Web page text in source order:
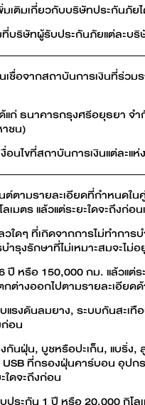
เติมเกี่ยวกับบริษัทประกันภัย
ที่บริษัทผู้รับประกันภัยแต่ละบ
ชื่อจากสถาบันการเงินที่ร่ว
แก่ ธนาคารกรุงศรีอยุธยา จ
ชน)
นไขที่สถาบันการเงินแต่ละแ
ามรายละเอียดที่กำหนดใน
เมตร แล้วแต่ระยะใดจะถึงก่อ
ใดๆ ที่เกิดจากการไม่ทำการ
รุงรักษาที่ไม่เหมาะสมจะไม่
หรือ 150,000 กม. แล้วแต่ร
กต่างออกไปตามรายละเอียด
รงดันลมยาง, ระบบกันสะเ
ก่อน
กันฝุ่น, บูชหรือปะเก็น, แบริ่ง
USB ที่กรองฝุ่นคาร์บอน อุ
ใดจะถึงก่อน